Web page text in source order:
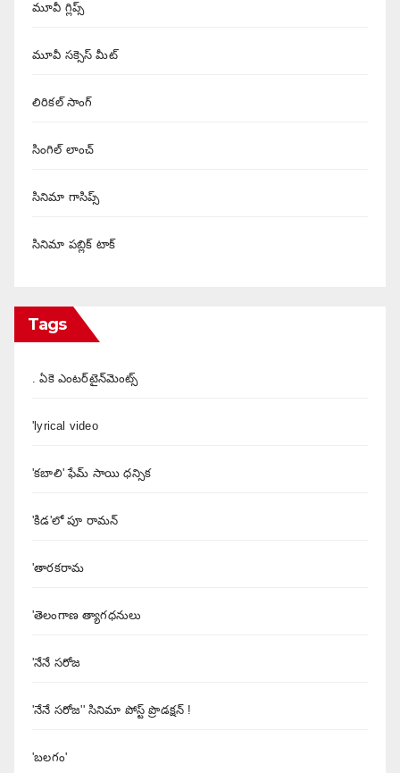
మూవీ గ్లిప్స్
మూవీ సక్సెస్ మీట్
లిరికల్ సాంగ్
సింగిల్ లాంచ్
సినిమా గాసిప్స్
సినిమా పబ్లిక్ టాక్
Tags
. ఏకె ఎంటర్‌టైన్‌మెంట్స్
'lyrical video
'కబాలి' ఫేమ్ సాయి ధన్సిక
'కిడ'లో పూ రామన్
'తారకరామ
'తెలంగాణ త్యాగధనులు
'నేనే సరోజ
'నేనే సరోజ'' సినిమా పోస్ట్ ప్రొడక్షన్ !
'బలగం'